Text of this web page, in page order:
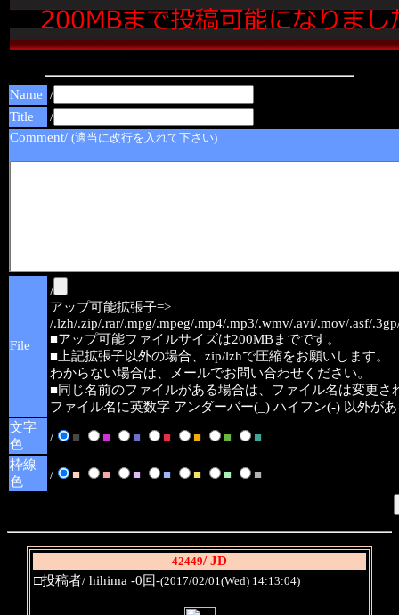
Name /
Title
/
Comment/ (適当に改行を入れて下さい)
File
/
アップ可能拡張子=>
/.lzh/.zip/.rar/.mpg/.mpeg/.mp4/.mp3/.wmv/.avi/.mov/.asf/
■アップ可能ファイルサイズは200MBまでです。
■上記拡張子以外の場合、zip/lzhで圧縮をお願いします。
わからない場合は、メールでお問い合わせください。
■同じ名前のファイルがある場合は、ファイル名は変更さ
ファイル名に英数字 アンダーバー(_) ハイフン(-) 以外が
文字
色
/ ■ ■ ■ ■ ■ ■
■
枠線
色
/ ■ ■ ■ ■ ■ ■ ■
42449/ JD
□投稿者/ hihima -0回-(2017/02/01(Wed) 14:13:04)